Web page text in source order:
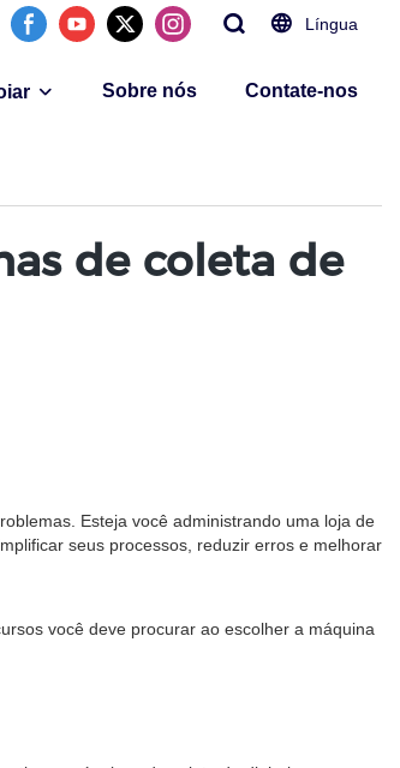
Língua
Sobre nós Contate-nos
de coleta de
Esteja você administrando uma loja de
seus processos, reduzir erros e melhorar
você deve procurar ao escolher a máquina